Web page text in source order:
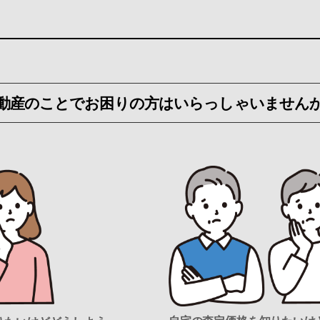
産のことでお困りの方はいらっしゃいません